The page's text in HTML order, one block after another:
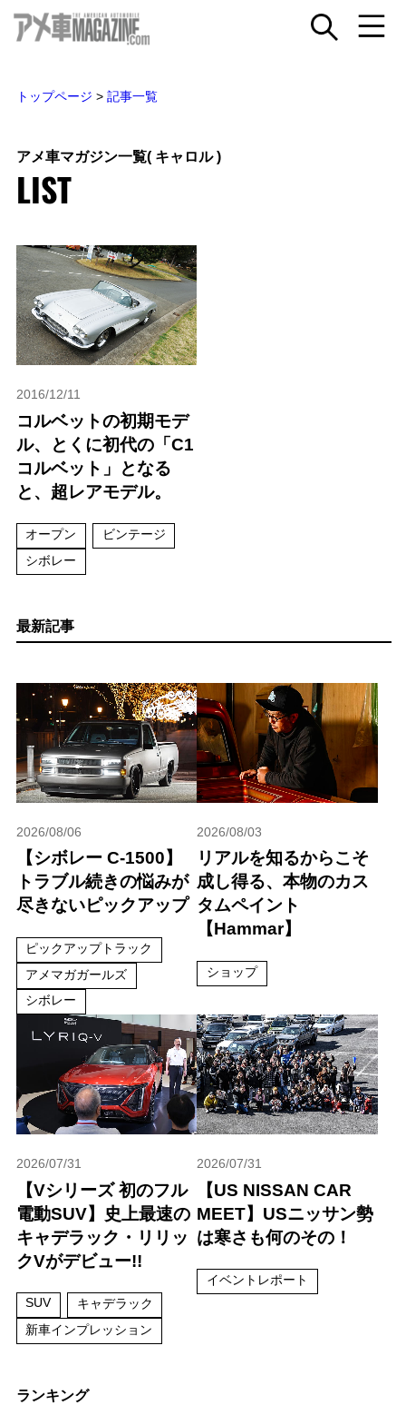
トップページ > 記事一覧
アメ車マガジン一覧( キャロル )
LIST
2016/12/11
コルベットの初期モデ
ル、とくに初代の「C1
コルベット」となる
と、超レアモデル。
オープン
ビンテージ
シボレー
最新記事
2026/08/06
【シボレー C-1500】
トラブル続きの悩みが
尽きないピックアップ
ピックアップトラック
アメマガガールズ
シボレー
2026/08/03
リアルを知るからこそ
成し得る、本物のカス
タムペイント
【Hammar】
ショップ
2026/07/31
【Vシリーズ 初のフル
電動SUV】史上最速の
キャデラック・リリッ
クVがデビュー!!
SUV
キャデラック
新車インプレッション
2026/07/31
【US NISSAN CAR
MEET】USニッサン勢
は寒さも何のその！
イベントレポート
ランキング